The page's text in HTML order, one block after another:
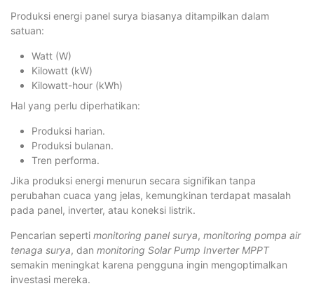
Produksi energi panel surya biasanya ditampilkan dalam
satuan:
Watt (W)
Kilowatt (kW)
Kilowatt-hour (kWh)
Hal yang perlu diperhatikan:
Produksi harian.
Produksi bulanan.
Tren performa.
Jika produksi energi menurun secara signifikan tanpa
perubahan cuaca yang jelas, kemungkinan terdapat masalah
pada panel, inverter, atau koneksi listrik.
Pencarian seperti monitoring panel surya, monitoring pompa air
tenaga surya, dan monitoring Solar Pump Inverter MPPT
semakin meningkat karena pengguna ingin mengoptimalkan
investasi mereka.